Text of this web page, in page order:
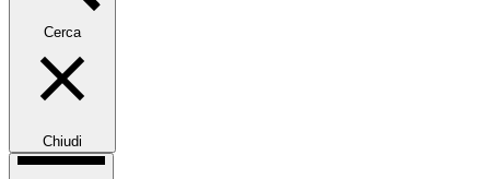
Cerca
Chiudi